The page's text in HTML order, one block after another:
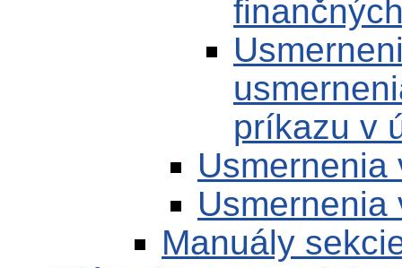
príkazu v
Usmernenia
Usmernenia
Manuály